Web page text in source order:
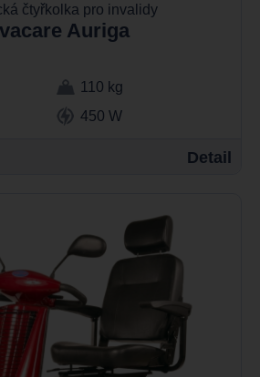
čtyřkolka pro invalidy
Auriga
110 kg
450 W
Detail